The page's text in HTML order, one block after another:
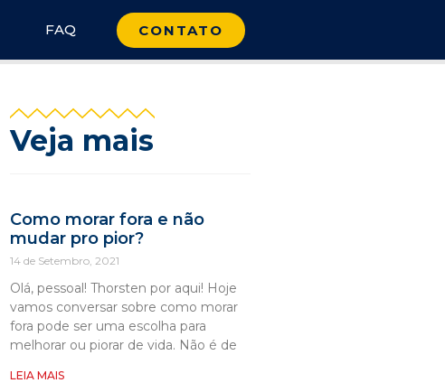
FAQ CONTATO
Veja mais
Como morar fora e não
mudar pro pior?
14 de Setembro, 2021
Olá, pessoal! Thorsten por aqui! Hoje
vamos conversar sobre como morar
fora pode ser uma escolha para
melhorar ou piorar de vida. Não é de
LEIA MAIS